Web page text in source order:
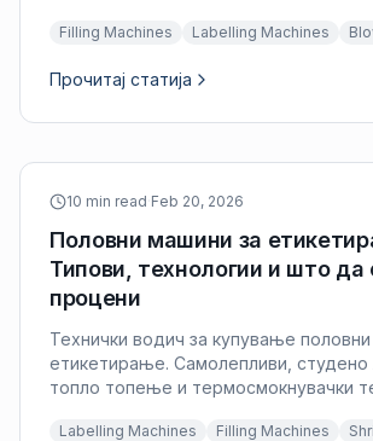
Filling Machines Labelling Machines
Прочитај статија
10 min read·Feb 20, 2026
Половни машини за
Типови, технологии и што да
процени
Технички водич за купување
етикетирање. Самолепливи, студено
топло топење и термосмокнувачки
Labelling Machines Filling Machines